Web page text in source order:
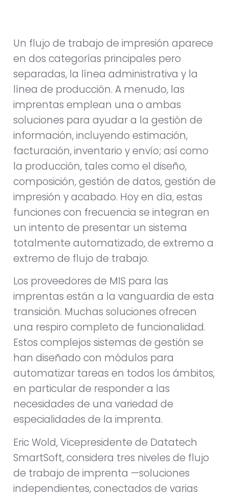
Un flujo de trabajo de impresión aparece
en dos categorías principales pero
separadas, la línea administrativa y la
línea de producción. A menudo, las
imprentas emplean una o ambas
soluciones para ayudar a la gestión de
información, incluyendo estimación,
facturación, inventario y envío; así como
la producción, tales como el diseño,
composición, gestión de datos, gestión de
impresión y acabado. Hoy en día, estas
funciones con frecuencia se integran en
un intento de presentar un sistema
totalmente automatizado, de extremo a
extremo de flujo de trabajo.
Los proveedores de MIS para las
imprentas están a la vanguardia de esta
transición. Muchas soluciones ofrecen
una respiro completo de funcionalidad.
Estos complejos sistemas de gestión se
han diseñado con módulos para
automatizar tareas en todos los ámbitos,
en particular de responder a las
necesidades de una variedad de
especialidades de la imprenta.
Eric Wold, Vicepresidente de Datatech
SmartSoft, considera tres niveles de flujo
de trabajo de imprenta —soluciones
independientes, conectados de varias